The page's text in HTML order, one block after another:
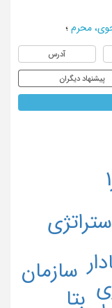
محرم ؛
آدرس
پیشنهاد دیگران
بتا
سازمان